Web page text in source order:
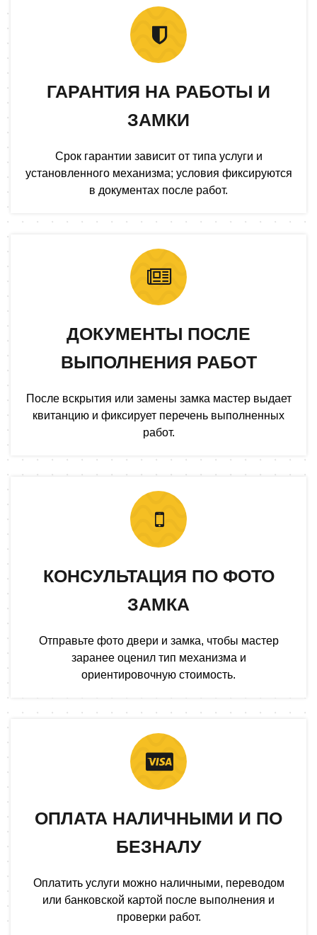
ГАРАНТИЯ НА РАБОТЫ И
ЗАМКИ
Срок гарантии зависит от типа услуги и
установленного механизма; условия фиксируются
в документах после работ.
ДОКУМЕНТЫ ПОСЛЕ
ВЫПОЛНЕНИЯ РАБОТ
После вскрытия или замены замка мастер выдает
квитанцию и фиксирует перечень выполненных
работ.
КОНСУЛЬТАЦИЯ ПО ФОТО
ЗАМКА
Отправьте фото двери и замка, чтобы мастер
заранее оценил тип механизма и
ориентировочную стоимость.
ОПЛАТА НАЛИЧНЫМИ И ПО
БЕЗНАЛУ
Оплатить услуги можно наличными, переводом
или банковской картой после выполнения и
проверки работ.